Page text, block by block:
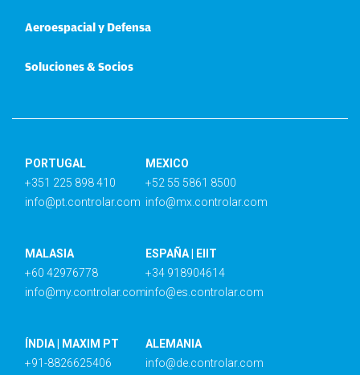
Aeroespacial y Defensa
Soluciones & Socios
PORTUGAL
+351 225 898 410
info@pt.controlar.com
MEXICO
+52 55 5861 8500
info@mx.controlar.com
MALASIA
+60 42976778
info@my.controlar.com
ESPAÑA | EIIT
+34 918904614
info@es.controlar.com
ÍNDIA | MAXIM PT
+91-8826625406
ALEMANIA
info@de.controlar.com